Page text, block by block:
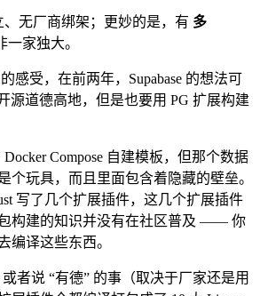
无厂商绑架；更妙的是，有 多
一家独大。
感受，在前两年，Supabase 的想法可
道德高地，但是也要用 PG 扩展构建
Docker Compose 自建模板，但那个数据
个玩具，而且里面包含着隐藏的壁垒。
写了几个扩展插件，这几个扩展插件
构建的知识并没有在社区普及 —— 你
编译这些东西。
者说 “有德” 的事（取决于厂家还是用